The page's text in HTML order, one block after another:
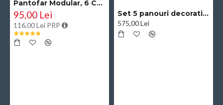
Pantofar Modular, 6 Compartimente, D2660N, Negru
95,00 Lei
116,00 Lei PRP
Set 5 panouri decorative, riflaj, polimer rigid, Naimeed D5504, 270x30x0.5cm, Negru/Auriu
575,00 Lei